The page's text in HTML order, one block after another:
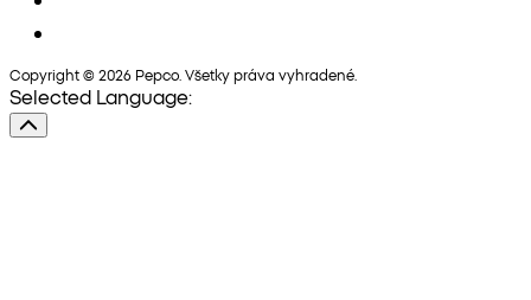
Copyright © 2026 Pepco. Všetky práva vyhradené.
Selected Language: